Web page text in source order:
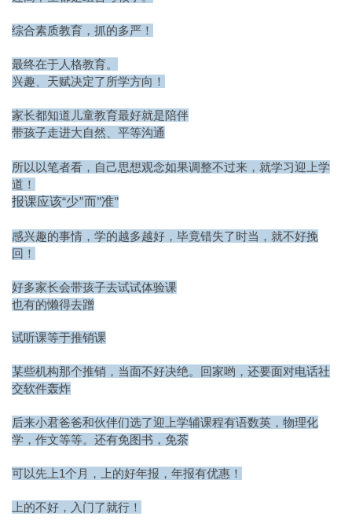
综合素质教育，抓的多严！
最终在于人格教育。
兴趣、天赋决定了所学方向！
家长都知道 儿童教育最好就是陪伴
带孩子走进大自然 、 平等沟通
所以以笔者看 ，自己思想观念如果调整不过来，就学习迎上学
道！
报课应该“少”而"准"
感兴趣的事情，学的越多越好，毕竟错失了时当，就不好挽
回！
好多家长会带孩子去试试体验课
也有的懒得去蹭
试听课等于推销课
某些机构那个推销，当面不好决绝。回家哟， 还要面对电话社
交软件轰炸
后来小君爸爸和伙伴们选了迎上学辅课程有语数英，物理化
学，作文等等。还有免图书，免茶
可以先上1个月，上的好年报，年报有优惠！
上的不好，入门了就行！